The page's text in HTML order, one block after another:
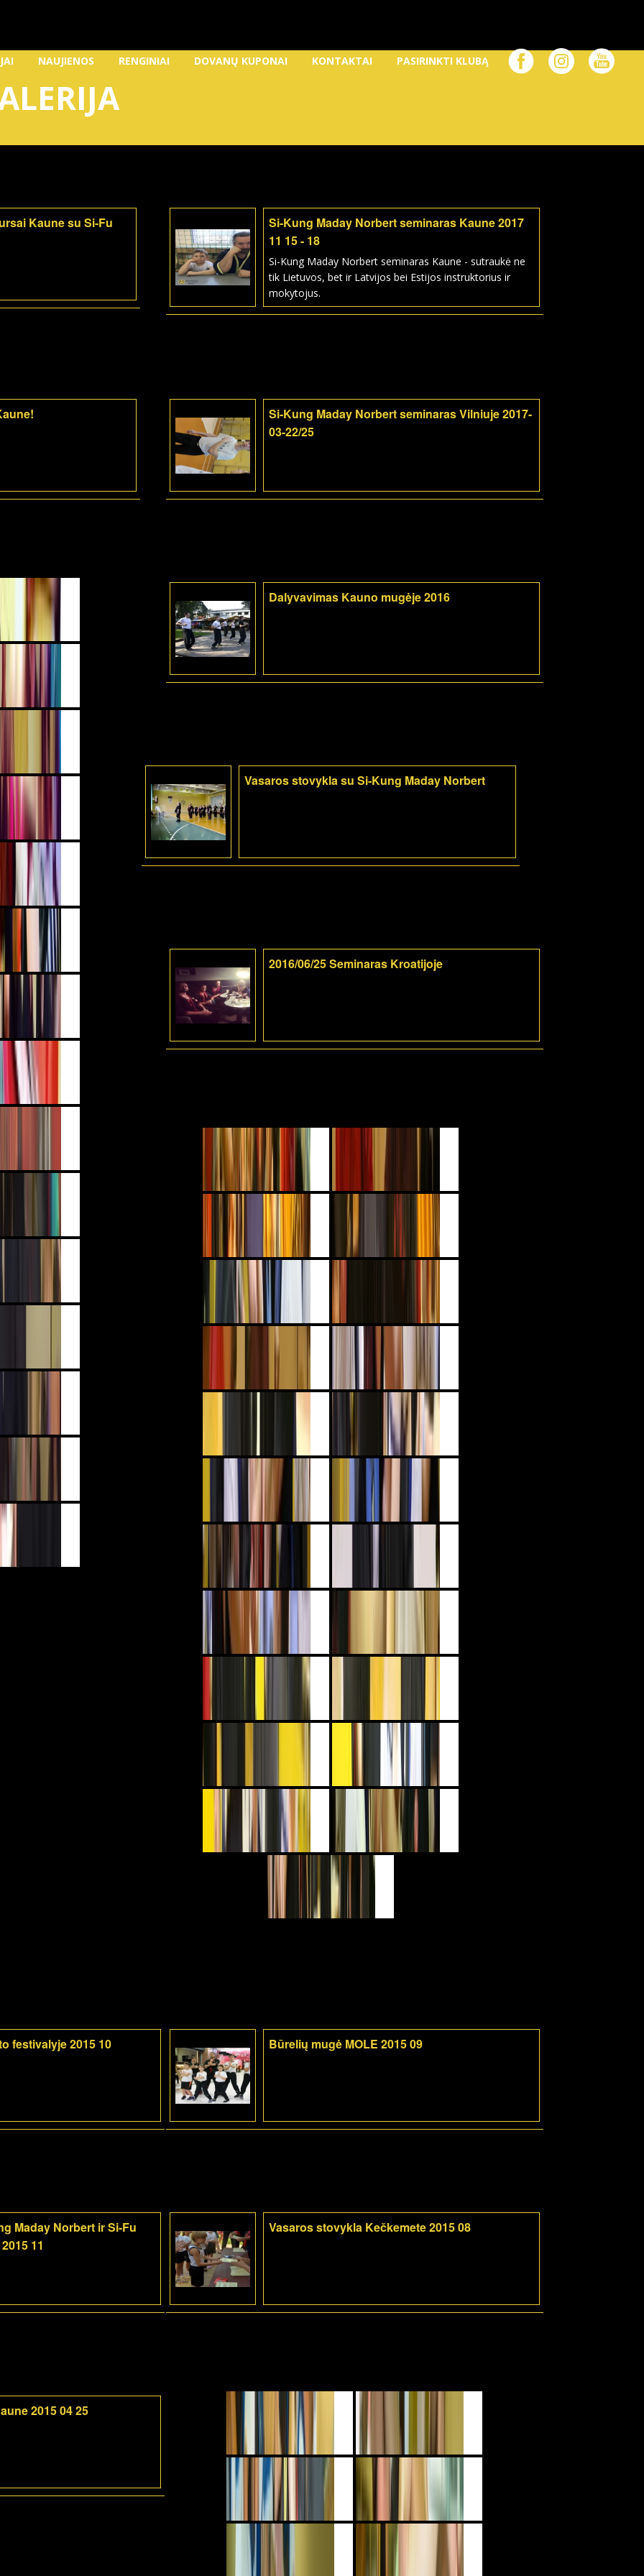
NAUJIENOS RENGINIAI DOVANŲ KUPONAI KONTAKTAI PASIRINKTI KLUBĄ
Kaune su Si-Fu
Si-Kung Maday Norbert seminaras Kaune 2017
11 15 - 18
Si-Kung Maday Norbert seminaras Kaune - sutraukė ne
tik Lietuvos, bet ir Latvijos bei Estijos instruktorius ir
mokytojus.
Si-Kung Maday Norbert seminaras Vilniuje 2017-
03-22/25
Dalyvavimas Kauno mugėje 2016
Vasaros stovykla su Si-Kung Maday Norbert
2016/06/25 Seminaras Kroatijoje
festivalyje 2015 10 Būrelių mugė MOLE 2015 09
Maday Norbert ir Si-Fu
11
Vasaros stovykla Kečkemete 2015 08
2015 04 25